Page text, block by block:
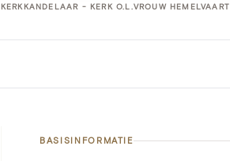
KERKKANDELAAR - KERK O.L.VROUW
BASISINFORMATIE